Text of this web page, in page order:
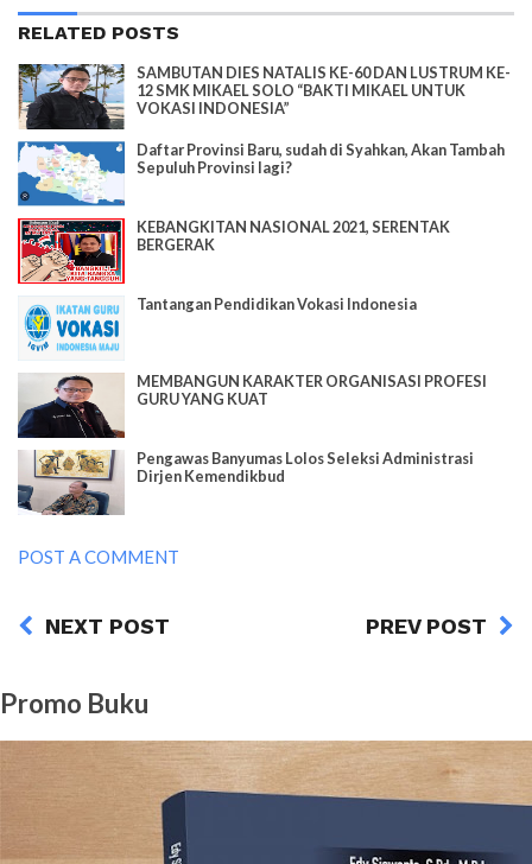
RELATED POSTS
SAMBUTAN DIES NATALIS KE-60 DAN LUSTRUM KE-
12 SMK MIKAEL SOLO “BAKTI MIKAEL UNTUK
VOKASI INDONESIA”
Daftar Provinsi Baru, sudah di Syahkan, Akan Tambah
Sepuluh Provinsi lagi?
KEBANGKITAN NASIONAL 2021, SERENTAK
BERGERAK
Tantangan Pendidikan Vokasi Indonesia
MEMBANGUN KARAKTER ORGANISASI PROFESI
GURU YANG KUAT
Pengawas Banyumas Lolos Seleksi Administrasi
Dirjen Kemendikbud
POST A COMMENT
NEXT POST PREV POST
Promo Buku